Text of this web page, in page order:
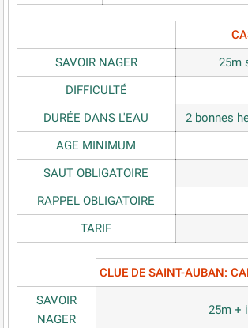
SAVOIR NAGER
25m
DIFFICULTÉ
DURÉE DANS L'EAU
2 bonnes
AGE MINIMUM
SAUT OBLIGATOIRE
RAPPEL OBLIGATOIRE
TARIF
CLUE DE SAINT-AUBAN:
SAVOIR
NAGER
25m +